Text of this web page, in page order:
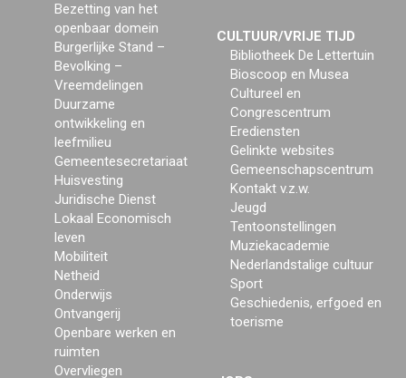
Bezetting van het
openbaar domein
Burgerlijke Stand –
Bevolking –
Vreemdelingen
Duurzame
ontwikkeling en
leefmilieu
Gemeentesecretariaat
Huisvesting
Juridische Dienst
Lokaal Economisch
leven
Mobiliteit
Netheid
Onderwijs
Ontvangerij
Openbare werken en
ruimten
Overvliegen
CULTUUR/VRIJE TIJD
Bibliotheek De Lettertuin
Bioscoop en Musea
Cultureel en
Congrescentrum
Erediensten
Gelinkte websites
Gemeenschapscentrum
Kontakt v.z.w.
Jeugd
Tentoonstellingen
Muziekacademie
Nederlandstalige cultuur
Sport
Geschiedenis, erfgoed en
toerisme